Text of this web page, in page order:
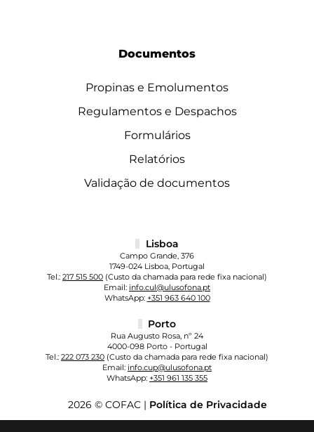
Documentos
Propinas e Emolumentos
Regulamentos e Despachos
Formulários
Relatórios
Validação de documentos
Lisboa
Campo Grande, 376
1749-024 Lisboa, Portugal
Tel.: 217 515 500 (Custo da chamada para rede fixa nacional)
Email: info.cul@ulusofona.pt
WhatsApp: +351 963 640 100
Porto
Rua Augusto Rosa, nº 24
4000-098 Porto - Portugal
Tel.: 222 073 230 (Custo da chamada para rede fixa nacional)
Email: info.cup@ulusofona.pt
WhatsApp: +351 961 135 355
2026 © COFAC | Política de Privacidade